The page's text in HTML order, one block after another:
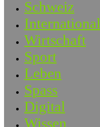
Schweiz
International
Wirtschaft
Sport
Leben
Spass
Digital
Wissen